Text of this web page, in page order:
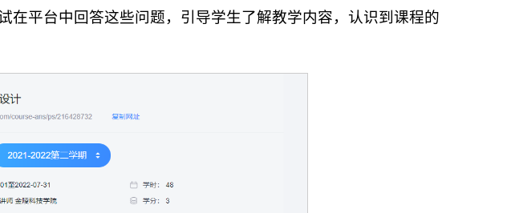
平台中回答这些问题，引导学生了解教学内容，认识到课程的